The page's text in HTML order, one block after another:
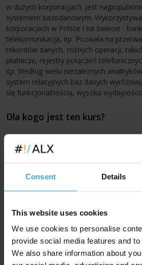
Consent Details
This website uses cookies
We use cookies to personalise
provide social media features and
We also share information about
w dużych korporacjach. Jest
systemem bazodanowym.
korporacjach w Polsce i na świecie -
telekomunikacja, itp. Pozwala na
rekordów danych, różnych operacji,
płatnicze, rejestry połączeń
itp. Według wielu niezależnych
system relacyjnych baz danych
się funkcjonalnością, wysoką
Dla kogo jest ten kurs?
Dla analityków